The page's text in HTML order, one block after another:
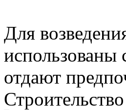
Для
отдают